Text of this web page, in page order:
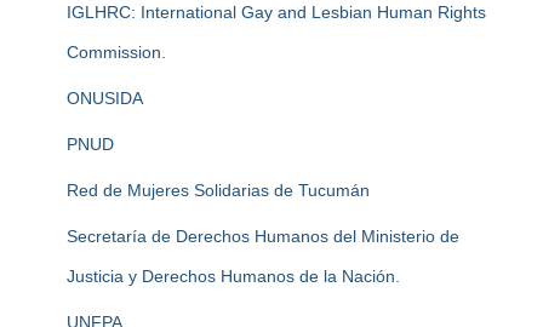
IGLHRC: International Gay and Lesbian Human Rights
Commission.
ONUSIDA
PNUD
Red de Mujeres Solidarias de Tucumán
Secretaría de Derechos Humanos del Ministerio de
Justicia y Derechos Humanos de la Nación.
UNFPA